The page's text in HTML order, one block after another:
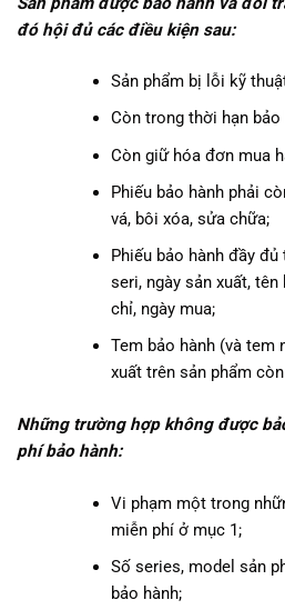
đó hội đủ các điều kiện sau:
Sản phẩm bị lỗi kỹ
Còn trong thời hạn bảo
Còn giữ hóa đơn mua
Phiếu bảo hành phải
vá, bôi xóa, sửa chữa;
Phiếu bảo hành đầy
seri, ngày sản xuất,
chỉ, ngày mua;
Tem bảo hành (và tem
xuất trên sản phẩm
Những trường hợp không được
phí bảo hành:
Vi phạm một trong
miễn phí ở mục 1;
Số series, model sản
bảo hành;